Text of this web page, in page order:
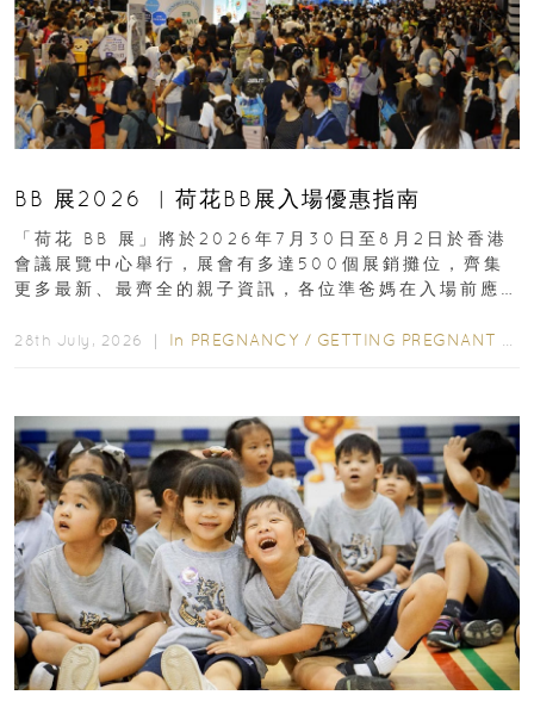
BB 展2026 ︳荷花BB展入場優惠指南
「荷花 BB 展」將於2026年7月30日至8月2日於香港
會議展覽中心舉行，展會有多達500個展銷攤位，齊集
更多最新、最齊全的親子資訊，各位準爸媽在入場前應
28th July, 2026 ｜ In PREGNANCY / GETTING PREGNANT